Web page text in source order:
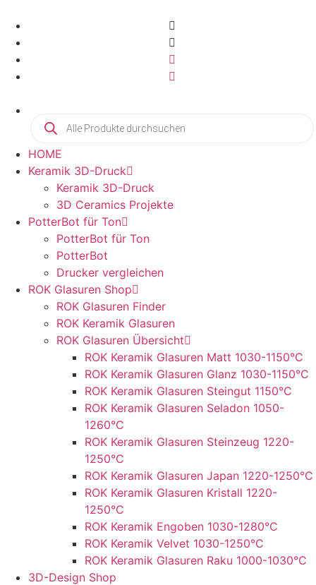
HOME
Keramik 3D-Druck
Keramik 3D-Druck
3D Ceramics Projekte
PotterBot für Ton
PotterBot für Ton
PotterBot
Drucker vergleichen
ROK Glasuren Shop
ROK Glasuren Finder
ROK Keramik Glasuren
ROK Glasuren Übersicht
ROK Keramik Glasuren Matt 1030-1150°C
ROK Keramik Glasuren Glanz 1030-1150°C
ROK Keramik Glasuren Steingut 1150°C
ROK Keramik Glasuren Seladon 1050-
1260°C
ROK Keramik Glasuren Steinzeug 1220-
1250°C
ROK Keramik Glasuren Japan 1220-1250°C
ROK Keramik Glasuren Kristall 1220-
1250°C
ROK Keramik Engoben 1030-1280°C
ROK Keramik Velvet 1030-1250°C
ROK Keramik Glasuren Raku 1000-1030°C
3D-Design Shop